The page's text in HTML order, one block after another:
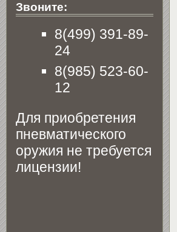
Звоните:
8(499) 391-89-
24
8(985) 523-60-
12
Для приобретения
пневматического
оружия не требуется
лицензии!